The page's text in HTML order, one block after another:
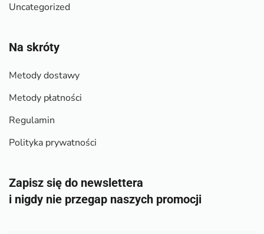
Uncategorized
Na skróty
Metody dostawy
Metody płatności
Regulamin
Polityka prywatności
Zapisz się do newslettera
i nigdy nie przegap naszych promocji